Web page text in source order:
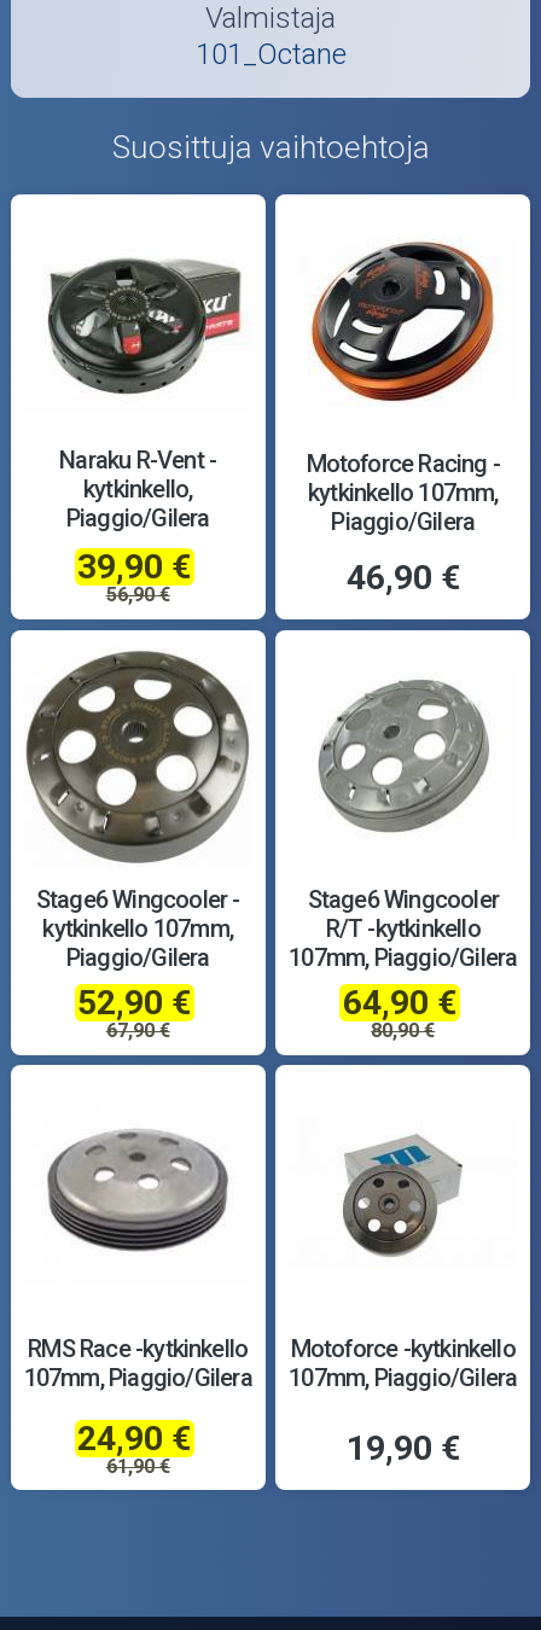
Valmistaja
101_Octane
Suosittuja vaihtoehtoja
Naraku R-Vent -
kytkinkello,
Piaggio/Gilera
(107mm)
39,90 €
56,90 €
Motoforce Racing -
kytkinkello 107mm,
Piaggio/Gilera
46,90 €
Stage6 Wingcooler -
kytkinkello 107mm,
Piaggio/Gilera
52,90 €
67,90 €
Stage6 Wingcooler
R/T -kytkinkello
107mm, Piaggio/Gilera
64,90 €
80,90 €
RMS Race -kytkinkello
107mm, Piaggio/Gilera
24,90 €
61,90 €
Motoforce -kytkinkello
107mm, Piaggio/Gilera
19,90 €